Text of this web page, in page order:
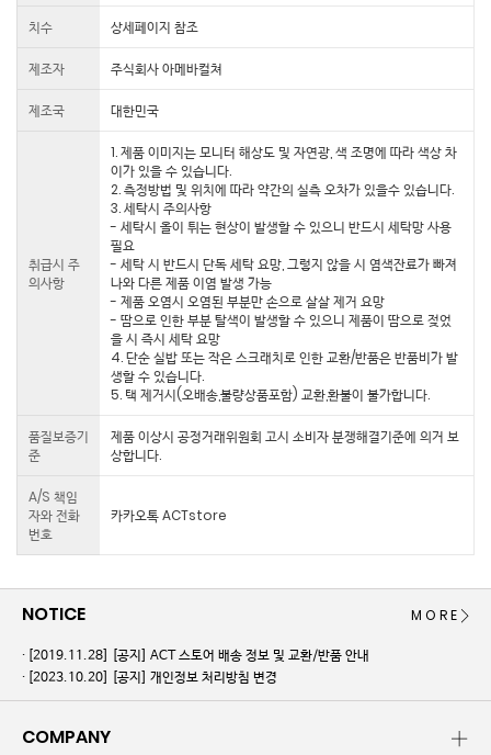
치수 상세페이지 참조
제조자 주식회사 아메바컬쳐
제조국 대한민국
취급시 주
의사항
1. 제품 이미지는 모니터 해상도 및 자연광, 색 조명에 따라 색상 차
이가 있을 수 있습니다.
2. 측정방법 및 위치에 따라 약간의 실측 오차가 있을수 있습니다.
3. 세탁시 주의사항
- 세탁시 올이 튀는 현상이 발생할 수 있으니 반드시 세탁망 사용
필요
- 세탁 시 반드시 단독 세탁 요망, 그렇지 않을 시 염색잔료가 빠져
나와 다른 제품 이염 발생 가능
- 제품 오염시 오염된 부분만 손으로 살살 제거 요망
- 땀으로 인한 부분 탈색이 발생할 수 있으니 제품이 땀으로 젖었
을 시 즉시 세탁 요망
4. 단순 실밥 또는 작은 스크래치로 인한 교환/반품은 반품비가 발
생할 수 있습니다.
5. 택 제거시(오배송,불량상품포함) 교환,환불이 불가합니다.
품질보증기
준
제품 이상시 공정거래위원회 고시 소비자 분쟁해결기준에 의거 보
상합니다.
A/S 책임
자와 전화
번호
카카오톡 ACTstore
NOTICE
[2019.11.28]
[공지] ACT 스토어 배송 정보 및 교환/반품 안내
[2023.10.20]
[공지] 개인정보 처리방침 변경
MORE
COMPANY